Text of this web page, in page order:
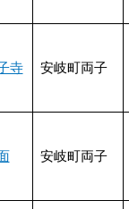
寺 安岐町両子
安岐町両子